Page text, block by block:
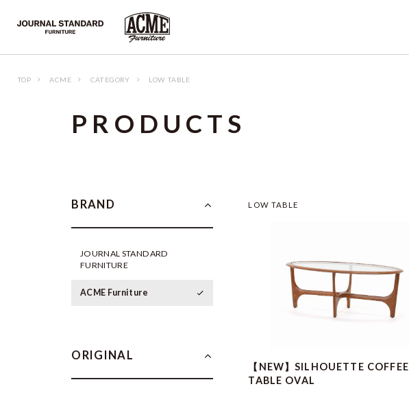
TOP ACME CATEGORY LOW TABLE
P R O D U CT S
BRAND
JOURNAL STANDARD
FURNITURE
ACME Furniture
ORIGINAL
LOW TABLE
【NEW】SILHOUETTE COFFEE
TABLE OVAL